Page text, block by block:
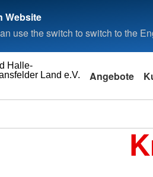
Website
use the switch to switch to the
Land e.V.
Halle-
Angebote